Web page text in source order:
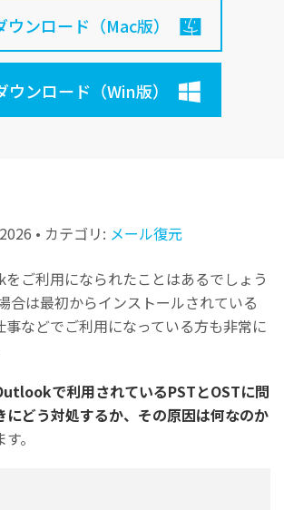
無料ダウンロード
詳しくは
AI修復：動画/写真/ドキュメント/音声フ
for Email
ウンロード（Mac版）
ウンロード（Win版）
• カテゴリ: メール復元
ご利用になられたことはあるでしょう
合は最初からインストールされている
事などでご利用になっている方も非常に
で利用されているPSTとOSTに問
にどう対処するか、その原因は何なのか
。